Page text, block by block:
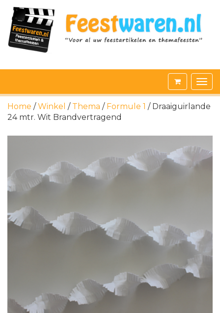
Home /Winkel / Thema / Formule 1 / Draaiguirlande
24 mtr. Wit Brandvertragend